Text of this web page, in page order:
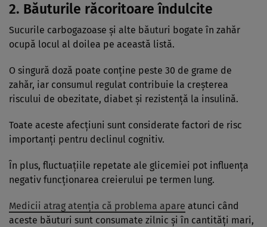
2. Băuturile răcoritoare îndulcite
Sucurile carbogazoase și alte băuturi bogate în zahăr
ocupă locul al doilea pe această listă.
O singură doză poate conține peste 30 de grame de
zahăr, iar consumul regulat contribuie la creșterea
riscului de obezitate, diabet și rezistență la insulină.
Toate aceste afecțiuni sunt considerate factori de risc
importanți pentru declinul cognitiv.
În plus, fluctuațiile repetate ale glicemiei pot influența
negativ funcționarea creierului pe termen lung.
Medicii atrag atenția că problema apare atunci când
aceste băuturi sunt consumate zilnic și în cantități mari,